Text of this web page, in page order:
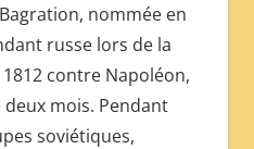
nommée en
russe lors de la
contre Napoléon,
mois. Pendant
soviétiques,